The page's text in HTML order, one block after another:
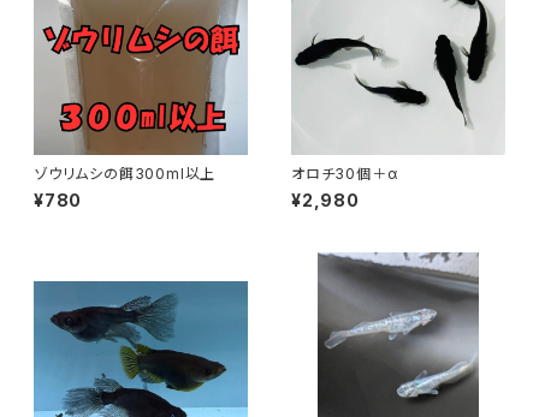
ゾウリムシの餌300ml以上
¥780
オロチ30個＋α
¥2,980